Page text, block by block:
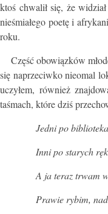
ktoś chwalił się, że
nieśmiałego poetę i
roku.
Część obowiązków
się naprzeciwko nieomal
uczyłem, również
taśmach, które dziś
Jedni po
Inni po starych
A ja teraz trwam w
Prawie rybim, nad